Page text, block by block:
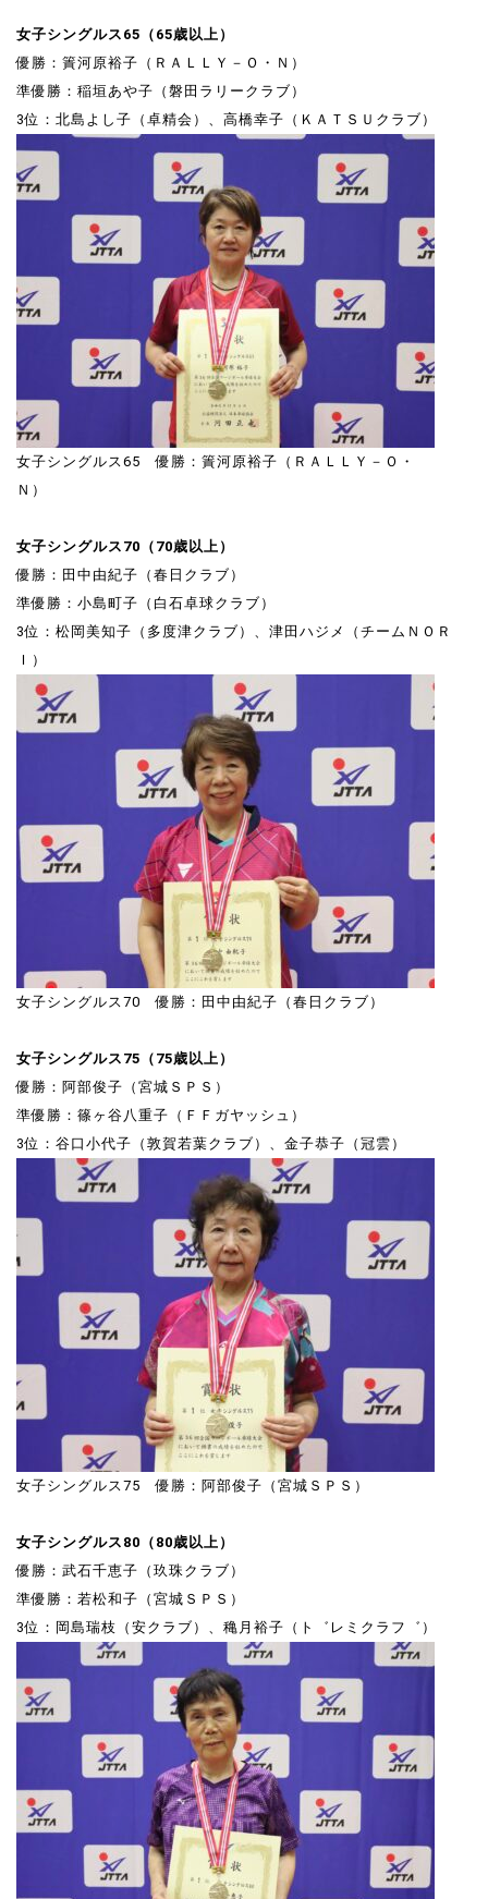
女子シングルス65（65歳以上）
優勝：簀河原裕子（ＲＡＬＬＹ－Ｏ・Ｎ）
準優勝：稲垣あや子（磐田ラリークラブ）
3位：北島よし子（卓精会）、高橋幸子（ＫＡＴＳＵクラブ）
女子シングルス65 優勝：簀河原裕子（ＲＡＬＬＹ－Ｏ・
Ｎ）
女子シングルス70（70歳以上）
優勝：田中由紀子（春日クラブ）
準優勝：小島町子（白石卓球クラブ）
3位：松岡美知子（多度津クラブ）、津田ハジメ（チームＮＯＲ
Ｉ）
女子シングルス70 優勝：田中由紀子（春日クラブ）
女子シングルス75（75歳以上）
優勝：阿部俊子（宮城ＳＰＳ）
準優勝：篠ヶ谷八重子（ＦＦガヤッシュ）
3位：谷口小代子（敦賀若葉クラブ）、金子恭子（冠雲）
女子シングルス75 優勝：阿部俊子（宮城ＳＰＳ）
女子シングルス80（80歳以上）
優勝：武石千恵子（玖珠クラブ）
準優勝：若松和子（宮城ＳＰＳ）
3位：岡島瑞枝（安クラブ）、穐月裕子（ト゛レミクラフ゛）